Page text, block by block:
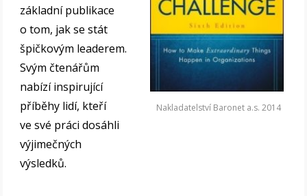
Nakladatelství Baronet a.s. 2014
základní publikace
o tom, jak se stát
špičkovým leaderem.
Svým čtenářům
nabízí inspirující
příběhy lidí, kteří
ve své práci dosáhli
výjimečných
výsledků.